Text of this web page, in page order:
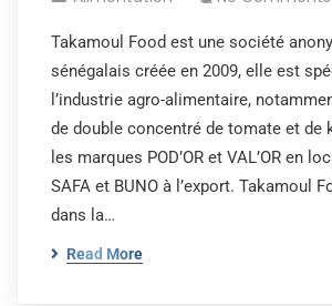
Takamoul Food est une société
sénégalais créée en 2009, elle est
l’industrie agro-alimentaire,
de double concentré de tomate et de
les marques POD’OR et VAL’OR en
SAFA et BUNO à l’export. Takamoul
dans la…
Read More